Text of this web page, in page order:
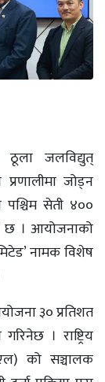
ठूला जलविद्युत्
प्रणालीमा जोड्न
पश्चिम सेती ४००
छ । आयोजनाको
नामक विशेष
३० प्रतिशत
। राष्ट्रिय
को सञ्चालक